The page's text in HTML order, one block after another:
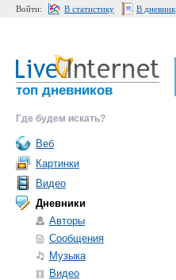
Войти: В статистику В дневник
топ дневников
Где будем искать?
Веб
Картинки
Видео
Дневники
Авторы
Сообщения
Музыка
Видео